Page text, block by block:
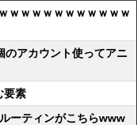
ｗｗｗｗｗｗｗｗｗｗｗ
のアカウント使ってアニ
要素
ーティンがこちらwww